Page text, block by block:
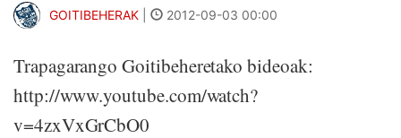
GOITIBEHERAK 2012-09-03 00:00
Trapagarango Goitibeheretako bideoak:
http://www.youtube.com/watch?
v=4zxVxGrCbO0